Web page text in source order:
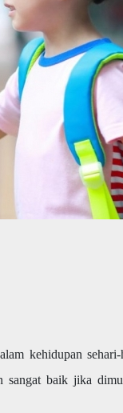
kehidupan sehari-
sangat baik jika